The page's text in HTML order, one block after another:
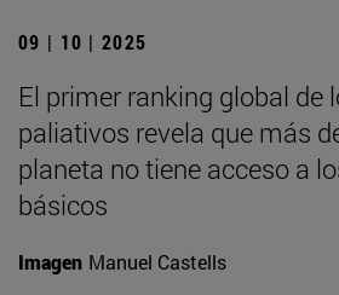
09 | 10 | 2025
El primer ranking global de
paliativos revela que más
planeta no tiene acceso a
básicos
Imagen Manuel Castells